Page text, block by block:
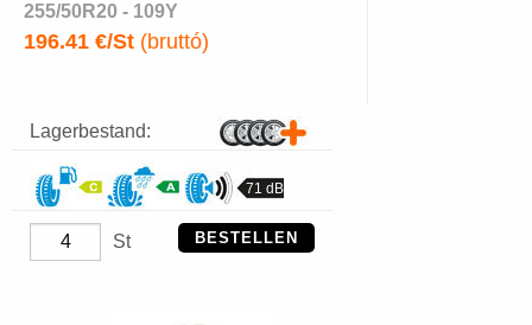
255/50R20 - 109Y
196.41 €/St (bruttó)
Lagerbestand:
71 dB
St BESTELLEN